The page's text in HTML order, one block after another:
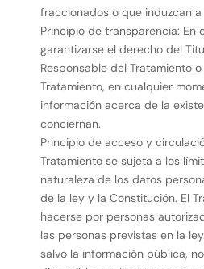
fraccionados o que induzcan a
Principio de transparencia: En
garantizarse el derecho del
Responsable del Tratamiento
Tratamiento, en cualquier
información acerca de la
conciernan.
Principio de acceso y
Tratamiento se sujeta a los
naturaleza de los datos
de la ley y la Constitución. El
hacerse por personas
las personas previstas en la
salvo la información pública,